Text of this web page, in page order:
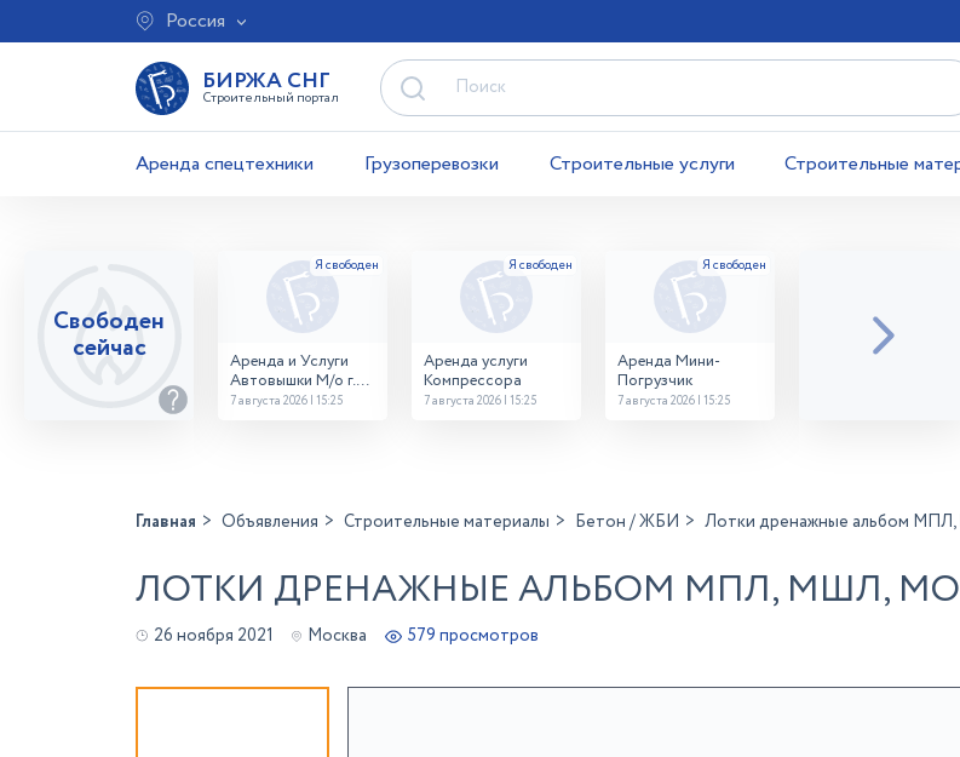
Россия
БИРЖА СНГ
Строительный портал
Аренда спецтехники Грузоперевозки Строительные услуги Строительные
Свободен
сейчас
Аренда и Услуги
Автовышки М/о г.
Домодедово
7 августа 2026 | 15:25
Аренда услуги
Компрессора
7 августа 2026 | 15:25
Аренда Мини-
Погрузчик
7 августа 2026 | 15:25
Главная Объявления Строительные материалы Бетон / ЖБИ Лотки дренажные альбом
ЛОТКИ ДРЕНАЖНЫЕ АЛЬБОМ МПЛ, МШЛ,
26 ноября 2021 Москва 579 просмотров